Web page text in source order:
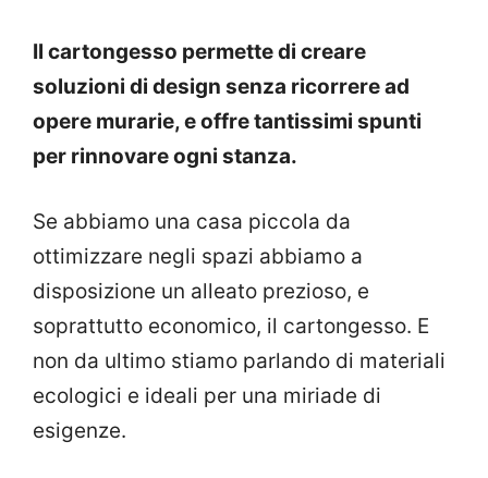
Il cartongesso permette di creare
soluzioni di design senza ricorrere ad
opere murarie, e offre tantissimi spunti
per rinnovare ogni stanza.
Se abbiamo una casa piccola da
ottimizzare negli spazi abbiamo a
disposizione un alleato prezioso, e
soprattutto economico, il cartongesso. E
non da ultimo stiamo parlando di materiali
ecologici e ideali per una miriade di
esigenze.